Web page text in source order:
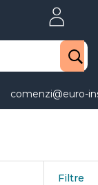
comenzi@euro-
Filtre